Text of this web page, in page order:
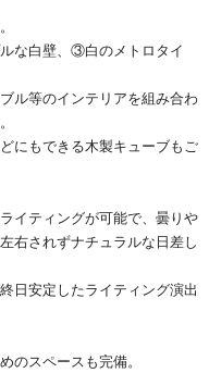
な白壁、③白のメトロタイ
ル等のインテリアを組み合わ
にもできる木製キューブもご
イティングが可能で、曇りや
右されずナチュラルな日差し
日安定したライティング演出
のスペースも完備。